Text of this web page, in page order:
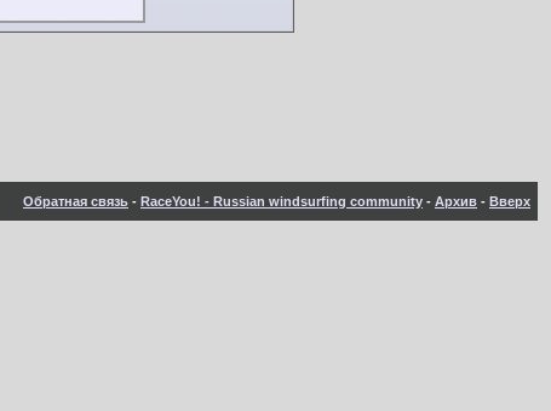
Обратная связь - RaceYou! - Russian windsurfing community - Архив - Вверх